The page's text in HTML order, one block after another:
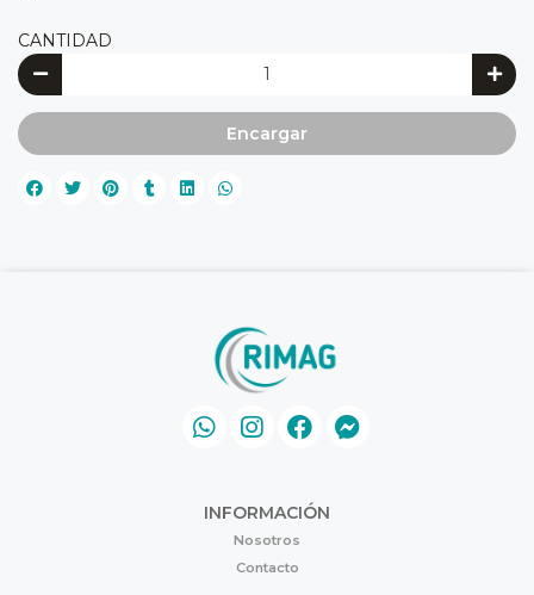
CANTIDAD
Encargar
INFORMACIÓN
Nosotros
Contacto